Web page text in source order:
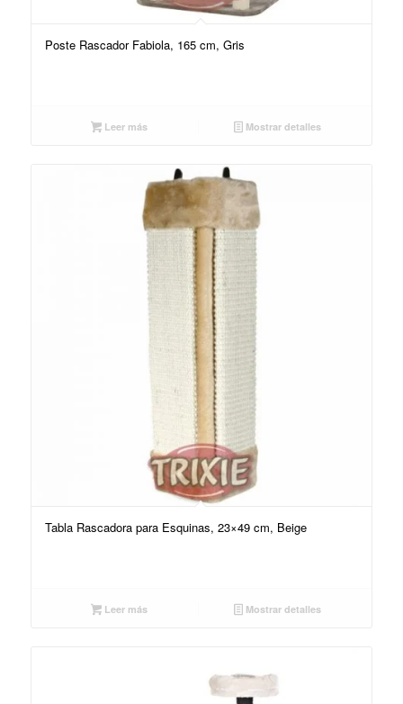
Poste Rascador Fabiola, 165 cm, Gris
Leer más Mostrar detalles
Tabla Rascadora para Esquinas, 23×49 cm, Beige
Leer más Mostrar detalles